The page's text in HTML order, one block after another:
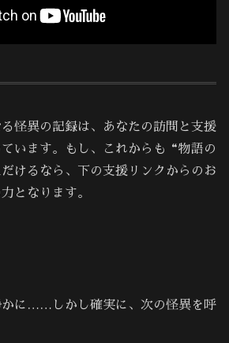
怪異の記録は、あなたの訪問と支援
います。もし、これからも“物語の
けるなら、下の支援リンクからのお
となります。
に……しかし確実に、次の怪異を呼